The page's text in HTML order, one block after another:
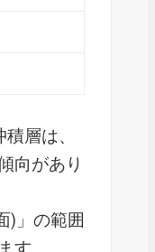
層は、
向があり
)」の範囲